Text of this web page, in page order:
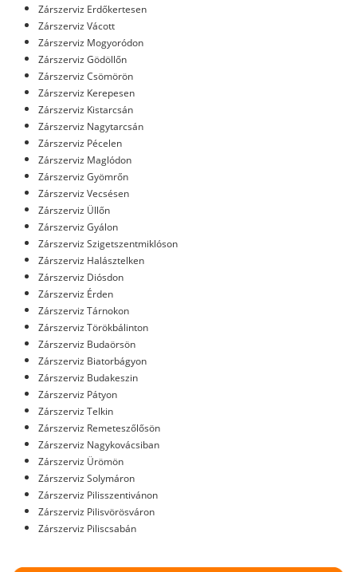
Zárszerviz Erdőkertesen
Zárszerviz Vácott
Zárszerviz Mogyoródon
Zárszerviz Gödöllőn
Zárszerviz Csömörön
Zárszerviz Kerepesen
Zárszerviz Kistarcsán
Zárszerviz Nagytarcsán
Zárszerviz Pécelen
Zárszerviz Maglódon
Zárszerviz Gyömrőn
Zárszerviz Vecsésen
Zárszerviz Üllőn
Zárszerviz Gyálon
Zárszerviz Szigetszentmiklóson
Zárszerviz Halásztelken
Zárszerviz Diósdon
Zárszerviz Érden
Zárszerviz Tárnokon
Zárszerviz Törökbálinton
Zárszerviz Budaörsön
Zárszerviz Biatorbágyon
Zárszerviz Budakeszin
Zárszerviz Pátyon
Zárszerviz Telkin
Zárszerviz Remeteszőlősön
Zárszerviz Nagykovácsiban
Zárszerviz Ürömön
Zárszerviz Solymáron
Zárszerviz Pilisszentivánon
Zárszerviz Pilisvörösváron
Zárszerviz Piliscsabán